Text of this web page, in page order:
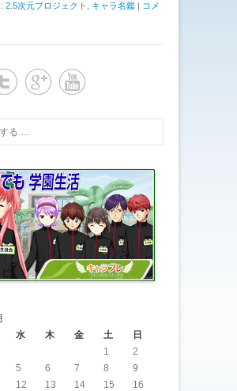
2.5次元プロジェクト キャラ名鑑 | コメ
水 木 金 土
日
1
2
5 6 7 8
9
12 13 14 15
16